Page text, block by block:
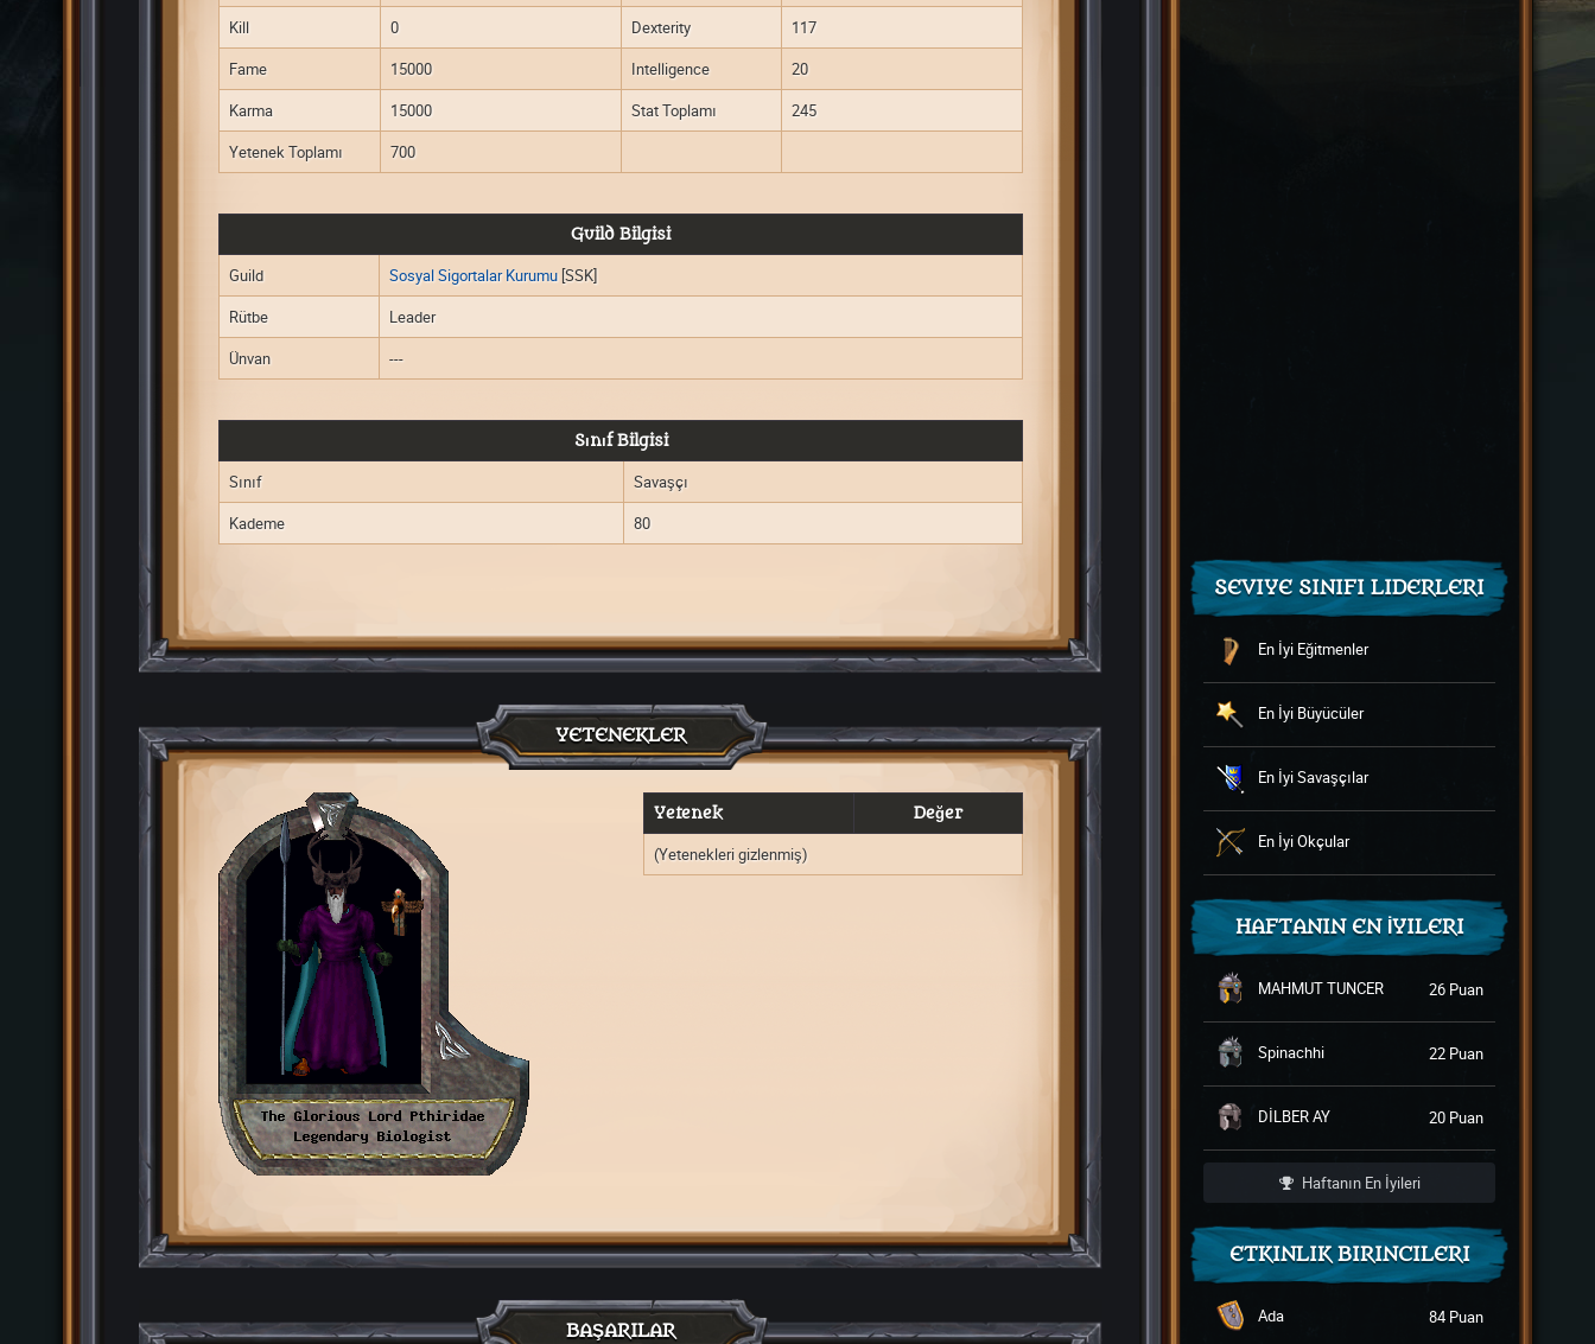
Kill
0 Dexterity
117
Fame
15000 Intelligence
20
Karma
15000 Stat Toplamı
245
Yetenek Toplamı
700
Guild Bilgisi
Guild Sosyal Sigortalar Kurumu [SSK]
Rütbe
Leader
Ünvan
---
Sınıf Bilgisi
Sınıf
Savaşçı
Kademe
80
YETENEKLER
Yetenek Değer
(Yetenekleri gizlenmiş)
BAŞARILAR
SEVIYE SINIFI LIDERLERI
En İyi Eğitmenler
En İyi Büyücüler
En İyi Savaşçılar
En İyi Okçular
HAFTANIN EN İYILERI
MAHMUT TUNCER 26 Puan
Spinachhi 22 Puan
DİLBER AY 20 Puan
Haftanın En İyileri
ETKINLIK BIRINCILERI
Ada 84 Puan